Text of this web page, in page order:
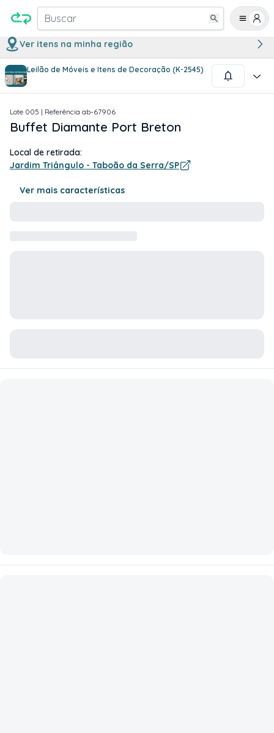
Buscar
Ver itens na minha região
Leilão de Móveis e Itens de Decoração (K-2545)
1/4
Lote 005 | Referência ab-67906
Buffet Diamante Port Breton
Local de retirada:
Jardim Triângulo - Taboão da Serra/SP
Ver mais características